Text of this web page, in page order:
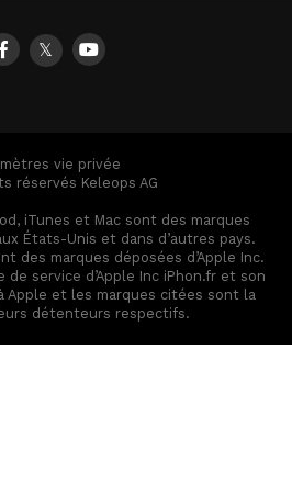
𝕏
vie privée
réservés Keleops AG
iTunes et Mac sont des marques
États-Unis et dans d’autres pays.
des marques déposées d’Apple Inc.
de service d’Apple Inc iPhon.fr et son
Apple et les marques citées sont la
détenteurs respectifs.